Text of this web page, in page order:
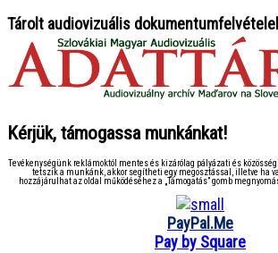
Tárolt audiovizuális
Kérjük, támogassa munkánkat!
Tevékenységünk reklámoktól mentes és kizárólag pályázati és
tetszik a munkánk, akkor segítheti egy megosztással, illetve ha
hozzájárulhat az oldal működéséhez a „Támogatás” gomb
PayPal.Me
Pay by Square